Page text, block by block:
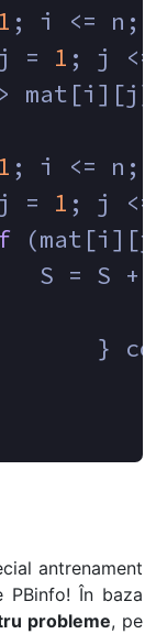
1 ; i <= n;
= 1 ; j <=
1 ; i <= n;
= 1 ; j <=
S = S +
antrenament
PBinfo! În baza
probleme, pe